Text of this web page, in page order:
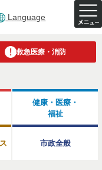
Language
救急医療・消防
健康・医療・
福祉
市政全般